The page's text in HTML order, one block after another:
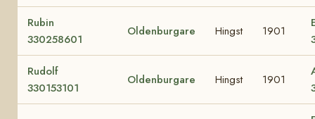
Rubin
330258601
Oldenburgare Hingst 1901
Rudolf
330153101
Oldenburgare Hingst 1901